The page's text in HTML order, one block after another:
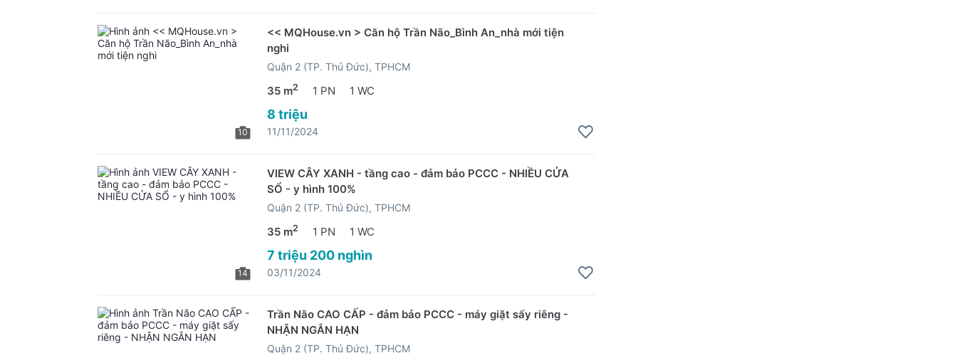
10
<< MQHouse.vn > Căn hộ Trần Não_Bình An_nhà mới tiện
nghi
Quận 2 (TP. Thủ Đức), TPHCM
35 m2 1 PN 1 WC
8 triệu
11/11/2024
14
VIEW CÂY XANH - tầng cao - đảm bảo PCCC - NHIỀU CỬA
SỔ - y hình 100%
Quận 2 (TP. Thủ Đức), TPHCM
35 m2 1 PN 1 WC
7 triệu 200 nghìn
03/11/2024
Trần Não CAO CẤP - đảm bảo PCCC - máy giặt sấy riêng -
NHẬN NGẮN HẠN
Quận 2 (TP. Thủ Đức), TPHCM